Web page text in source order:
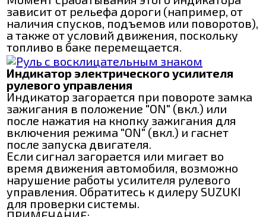
зависит от рельефа дороги (например, от
наличия спусков, подъемов или поворотов),
а также от условий движения, поскольку
топливо в баке перемещается.
Индикатор электрического усилителя
рулевого управления
Индикатор загорается при повороте замка
зажигания в положение "ON" (вкл.) или
после нажатия на кнопку зажигания для
включения режима "ON" (вкл.) и гаснет
после запуска двигателя.
Если сигнал загорается или мигает во
время движения автомобиля, возможно
нарушение работы усилителя рулевого
управления. Обратитесь к дилеру SUZUKI
для проверки системы.